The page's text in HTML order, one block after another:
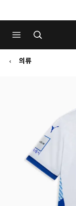
의류